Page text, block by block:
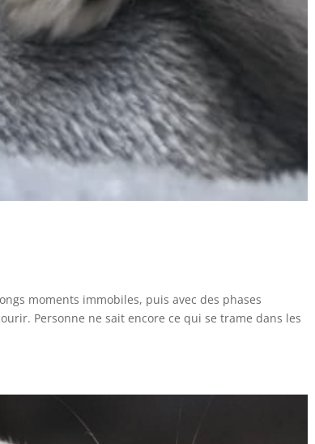
moments immobiles, puis avec des phases
Personne ne sait encore ce qui se trame dans les